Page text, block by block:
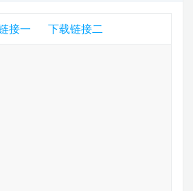
接一 下载链接二